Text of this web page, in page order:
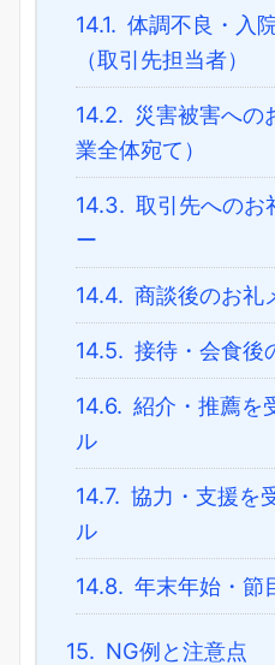
14.1. 体調不良・入
（取引先担当者）
14.2. 災害被害への
業全体宛て）
14.3. 取引先へのお
ー
14.4. 商談後のお礼
14.5. 接待・会食後
14.6. 紹介・推薦を
ル
14.7. 協力・支援を
ル
14.8. 年末年始・節
15. NG例と注意点